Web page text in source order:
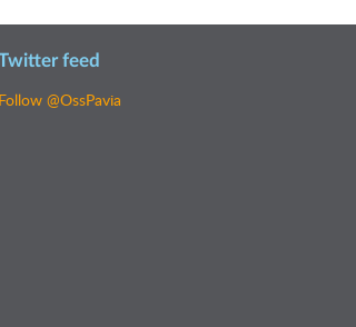
feed
Follow @OssPavia